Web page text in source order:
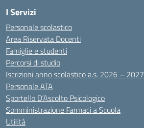
I Servizi
Personale scolastico
Area Riservata Docenti
Famiglie e studenti
Percorsi di studio
Iscrizioni anno scolastico a.s. 2026 – 2027
Personale ATA
Sportello D’Ascolto Psicologico
Somministrazione Farmaci a Scuola
Utilità